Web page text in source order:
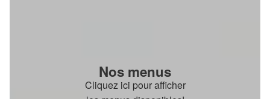
Nos menus
Cliquez ici pour afficher